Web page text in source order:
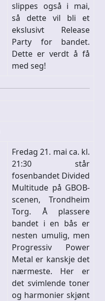
slippes også i mai,
så dette vil bli et
ekslusivt Release
Party for bandet.
Dette er verdt å få
med seg!
Fredag 21. mai ca. kl.
21:30 står
fosenbandet Divided
Multitude på GBOB-
scenen, Trondheim
Torg. Å plassere
bandet i en bås er
nesten umulig, men
Progressiv Power
Metal er kanskje det
nærmeste. Her er
det svimlende toner
og harmonier skjønt